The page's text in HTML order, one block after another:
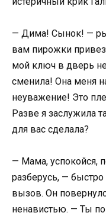
— Дима! Сынок! —
вам пирожки
мой ключ в дверь
сменила! Она меня
неуважение! Это
Разве я заслужила
для вас сделала?
— Мама, успокойся,
разберусь, —
вызов. Он
ненавистью. — Ты